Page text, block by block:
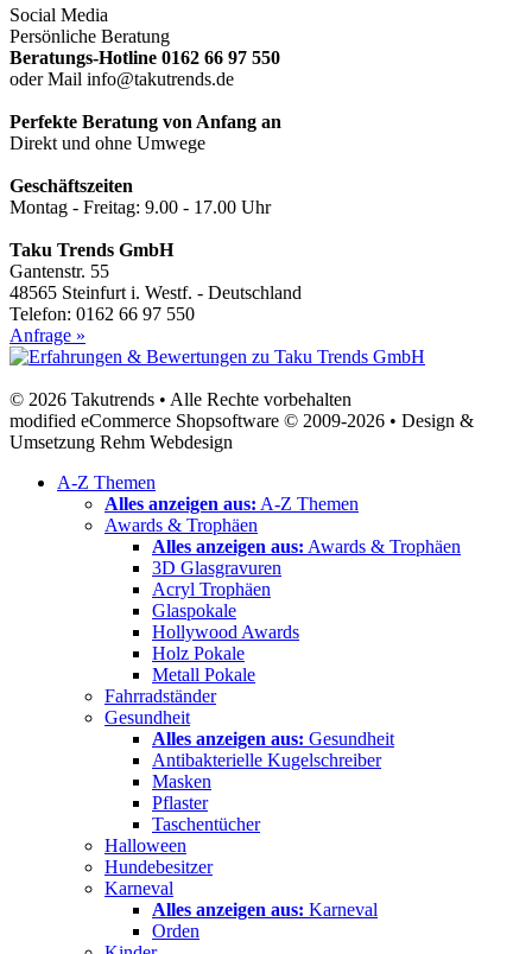
Social Media
Persönliche Beratung
Beratungs-Hotline 0162 66 97 550
oder Mail info@takutrends.de
Perfekte Beratung von Anfang an
Direkt und ohne Umwege
Geschäftszeiten
Montag - Freitag: 9.00 - 17.00 Uhr
Taku Trends GmbH
Gantenstr. 55
48565 Steinfurt i. Westf. - Deutschland
Telefon: 0162 66 97 550
Anfrage »
© 2026 Takutrends • Alle Rechte vorbehalten
modified eCommerce Shopsoftware © 2009-2026 • Design &
Umsetzung Rehm Webdesign
A-Z Themen
Alles anzeigen aus: A-Z Themen
Awards & Trophäen
Alles anzeigen aus: Awards & Trophäen
3D Glasgravuren
Acryl Trophäen
Glaspokale
Hollywood Awards
Holz Pokale
Metall Pokale
Fahrradständer
Gesundheit
Alles anzeigen aus: Gesundheit
Antibakterielle Kugelschreiber
Masken
Pflaster
Taschentücher
Halloween
Hundebesitzer
Karneval
Alles anzeigen aus: Karneval
Orden